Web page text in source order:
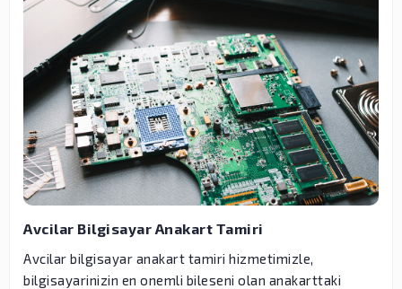
Avcilar Bilgisayar Anakart Tamiri
Avcilar bilgisayar anakart tamiri hizmetimizle,
bilgisayarinizin en onemli bileseni olan anakarttaki